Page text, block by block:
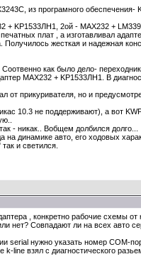
из програмного обеспечения-
+ KP1533ЛН1, 2ой - МАХ232 + LM339.
плат , а изготавливал
жесткая и надежная
Соотвенно как было дело-
MAX232 + KP1533ЛН1. В
от прикуривателя, но и
10.3 не поддерживают), а вот
- никак.. Вобщем долбился долго...
динамике авто, его ходовых
и светился.
, конкретно рабочие схемы
нет? Совпадают ли на всех авто
serial нужно указать номер СОМ-
взял с диагностического